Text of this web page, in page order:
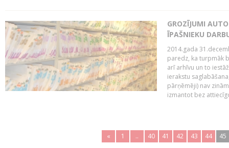
GROZĪJUMI
ĪPAŠNIEKU
2014.gada
paredz, ka turpmāk
arī arhīvu un to
ierakstu
pārņēmēji) nav
izmantot bez
« 1 .. 40 41 42 43 44 45